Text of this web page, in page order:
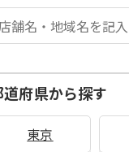
道府県から探す
東京